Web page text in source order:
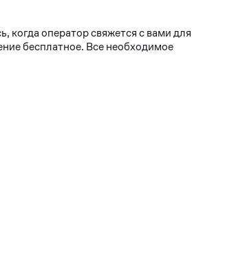
когда оператор свяжется с вами для
бесплатное. Все необходимое